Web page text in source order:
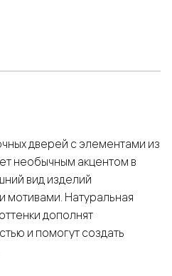
дверей с элементами из
необычным акцентом в
вид изделий
мотивами. Натуральная
дополнят
и помогут создать